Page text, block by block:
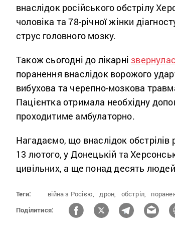
внаслідок російського обстрілу
чоловіка та 78-річної жінки
струс головного мозку.
Також сьогодні до лікарні
поранення внаслідок ворожого
вибухова та черепно-мозкова
Пацієнтка отримала необхідну
проходитиме амбулаторно.
Нагадаємо, що внаслідок обстрілів
13 лютого, у Донецькій та
цивільних, а ще понад десять
Теги: війна з Росією, дрон, обстріл,
Поділитися: